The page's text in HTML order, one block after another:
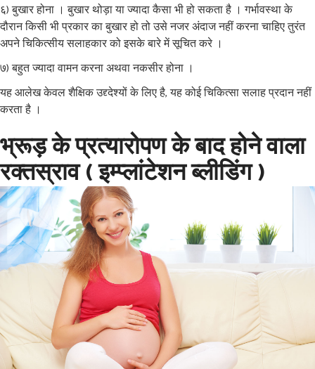
६) बुखार होना । बुखार थोड़ा या ज्यादा कैसा भी हो सकता है । गर्भावस्था के
दौरान किसी भी प्रकार का बुखार हो तो उसे नजर अंदाज नहीं करना चाहिए तुरंत
अपने चिकित्सीय सलाहकार को इसके बारे में सूचित करे ।
७) बहुत ज्यादा वामन करना अथवा नकसीर होना ।
यह आलेख केवल शैक्षिक उद्द्देश्यों के लिए है, यह कोई चिकित्सा सलाह प्रदान नहीं
करता है ।
भ्रूड़ के प्रत्यारोपण के बाद होने वाला
रक्तस्राव ( इम्प्लांटेशन ब्लीडिंग )